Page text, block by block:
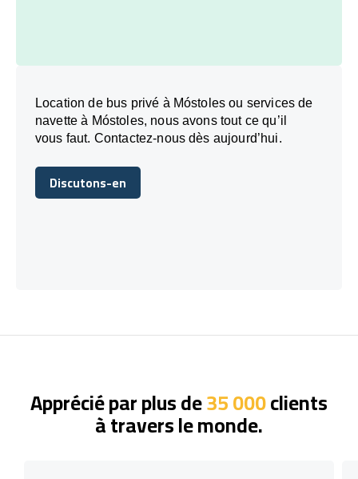
Location de bus privé à Móstoles ou services de
navette à Móstoles, nous avons tout ce qu’il
vous faut. Contactez-nous dès aujourd’hui.
Discutons-en
Discutons-en
Apprécié par plus de35 000clients
à travers le monde.